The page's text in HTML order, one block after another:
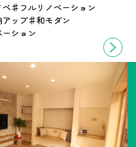
フルリノベーション
アップ
和モダン
ション